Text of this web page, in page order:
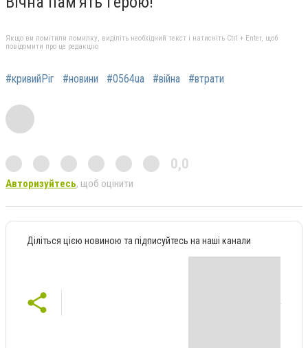
Якщо ви помітили помилку, виділіть необхідний текст і натисніть Ctrl + Enter, щоб
повідомити про це редакцію
#кривийРіг #новини #0564ua #війна #втрати
0,0
Авторизуйтесь, щоб оцінити
Діліться цією новиною та підписуйтесь на наші канали